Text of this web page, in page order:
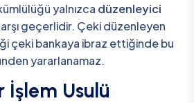
yalnızca düzenleyici
geçerlidir. Çeki düzenleyen
çeki bankaya ibraz ettiğinde bu
yararlanamaz.
İşlem Usulü